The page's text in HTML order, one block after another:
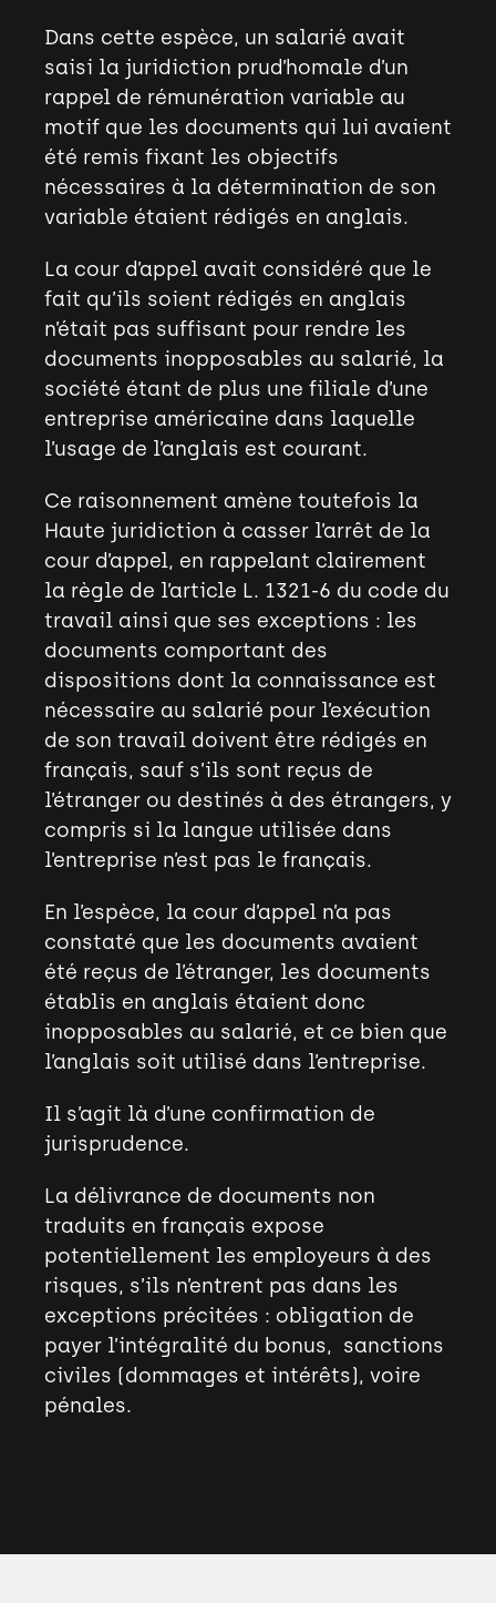
Dans cette espèce, un salarié avait
saisi la juridiction prud’homale d’un
rappel de rémunération variable au
motif que les documents qui lui avaient
été remis fixant les objectifs
nécessaires à la détermination de son
variable étaient rédigés en anglais.
La cour d’appel avait considéré que le
fait qu’ils soient rédigés en anglais
n’était pas suffisant pour rendre les
documents inopposables au salarié, la
société étant de plus une filiale d’une
entreprise américaine dans laquelle
l’usage de l’anglais est courant.
Ce raisonnement amène toutefois la
Haute juridiction à casser l’arrêt de la
cour d’appel, en rappelant clairement
la règle de l’article L. 1321-6 du code du
travail ainsi que ses exceptions : les
documents comportant des
dispositions dont la connaissance est
nécessaire au salarié pour l’exécution
de son travail doivent être rédigés en
français, sauf s’ils sont reçus de
l’étranger ou destinés à des étrangers, y
compris si la langue utilisée dans
l’entreprise n’est pas le français.
En l’espèce, la cour d’appel n’a pas
constaté que les documents avaient
été reçus de l’étranger, les documents
établis en anglais étaient donc
inopposables au salarié, et ce bien que
l’anglais soit utilisé dans l’entreprise.
Il s’agit là d’une confirmation de
jurisprudence.
La délivrance de documents non
traduits en français expose
potentiellement les employeurs à des
risques, s’ils n’entrent pas dans les
exceptions précitées : obligation de
payer l’intégralité du bonus, sanctions
civiles (dommages et intérêts), voire
pénales.